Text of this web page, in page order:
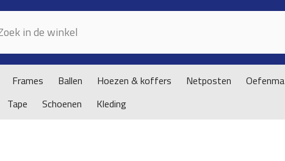
Frames Ballen Hoezen & koffers Netposten
Tape
Schoenen Kleding